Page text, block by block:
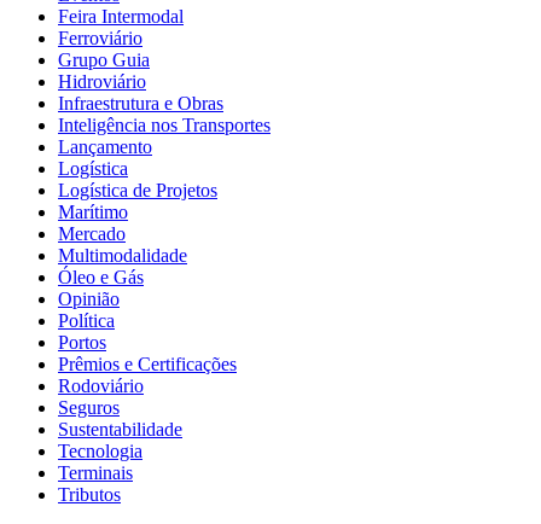
Feira Intermodal
Ferroviário
Grupo Guia
Hidroviário
Infraestrutura e Obras
Inteligência nos Transportes
Lançamento
Logística
Logística de Projetos
Marítimo
Mercado
Multimodalidade
Óleo e Gás
Opinião
Política
Portos
Prêmios e Certificações
Rodoviário
Seguros
Sustentabilidade
Tecnologia
Terminais
Tributos